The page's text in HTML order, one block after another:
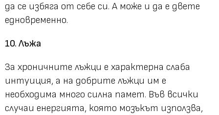
да се избяга от себе си. А може и да е двете
едновременно.
10. Лъжа
За хроничните лъжци е характерна слаба
интуиция, а на добрите лъжци им е
необходима много силна памет. Във всички
случаи енергията, която мозъкът използва,